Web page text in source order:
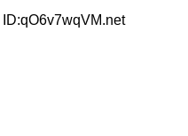
ID:qO6v7wqVM.net